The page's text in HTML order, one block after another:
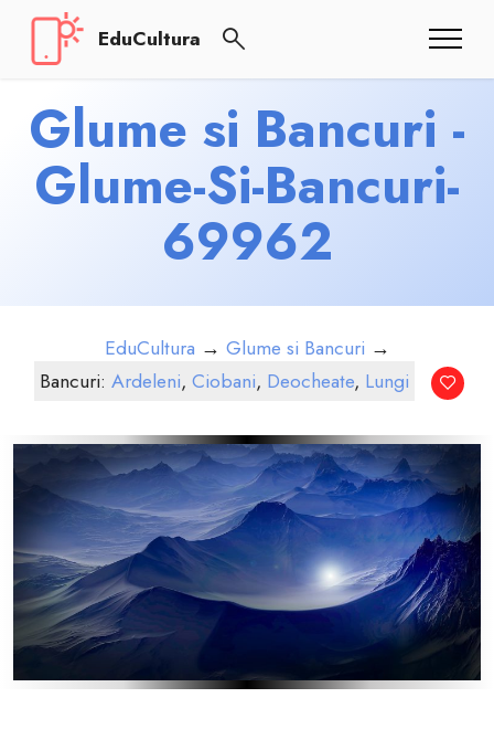
EduCultura
Glume si Bancuri -
Glume-Si-Bancuri-
69962
EduCultura → Glume si Bancuri →
Bancuri: Ardeleni, Ciobani, Deocheate, Lungi